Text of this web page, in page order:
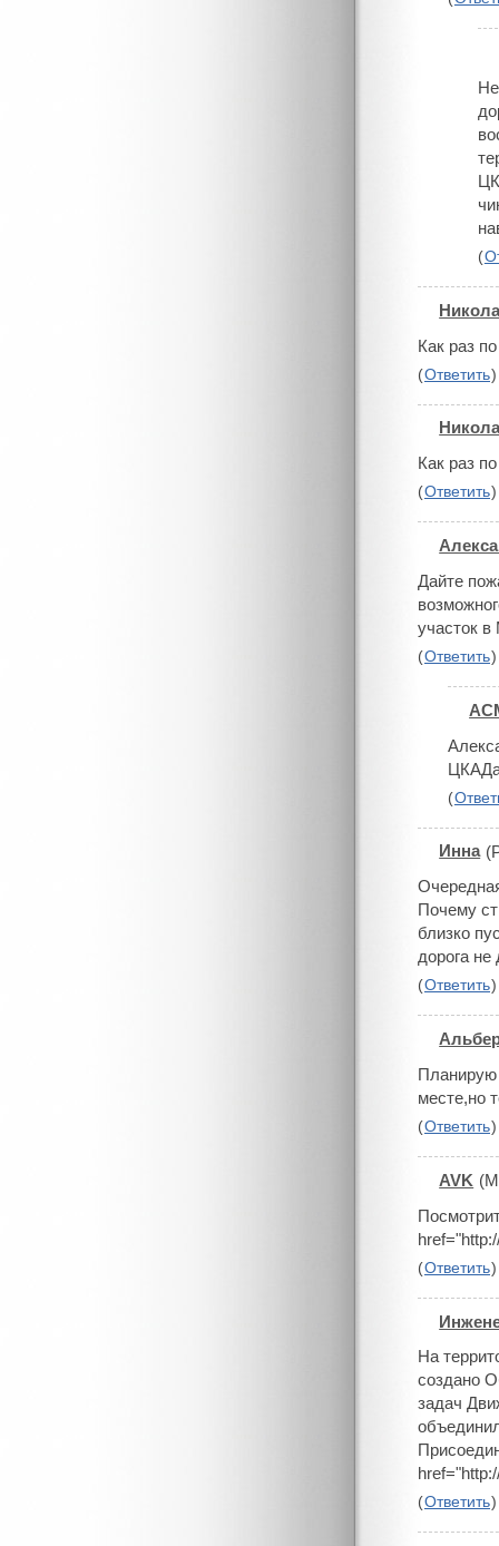
(
#
Как раз
(Ответить)
#
Как раз
(Ответить)
#
Дайте
участок
(Ответить)
#
(
#Инна
Почему
близко
дорога
(Ответить)
#
Планирую
месте,но
(Ответить)
#AVK
(Ответить)
#
На
создано
задач
(Ответить)